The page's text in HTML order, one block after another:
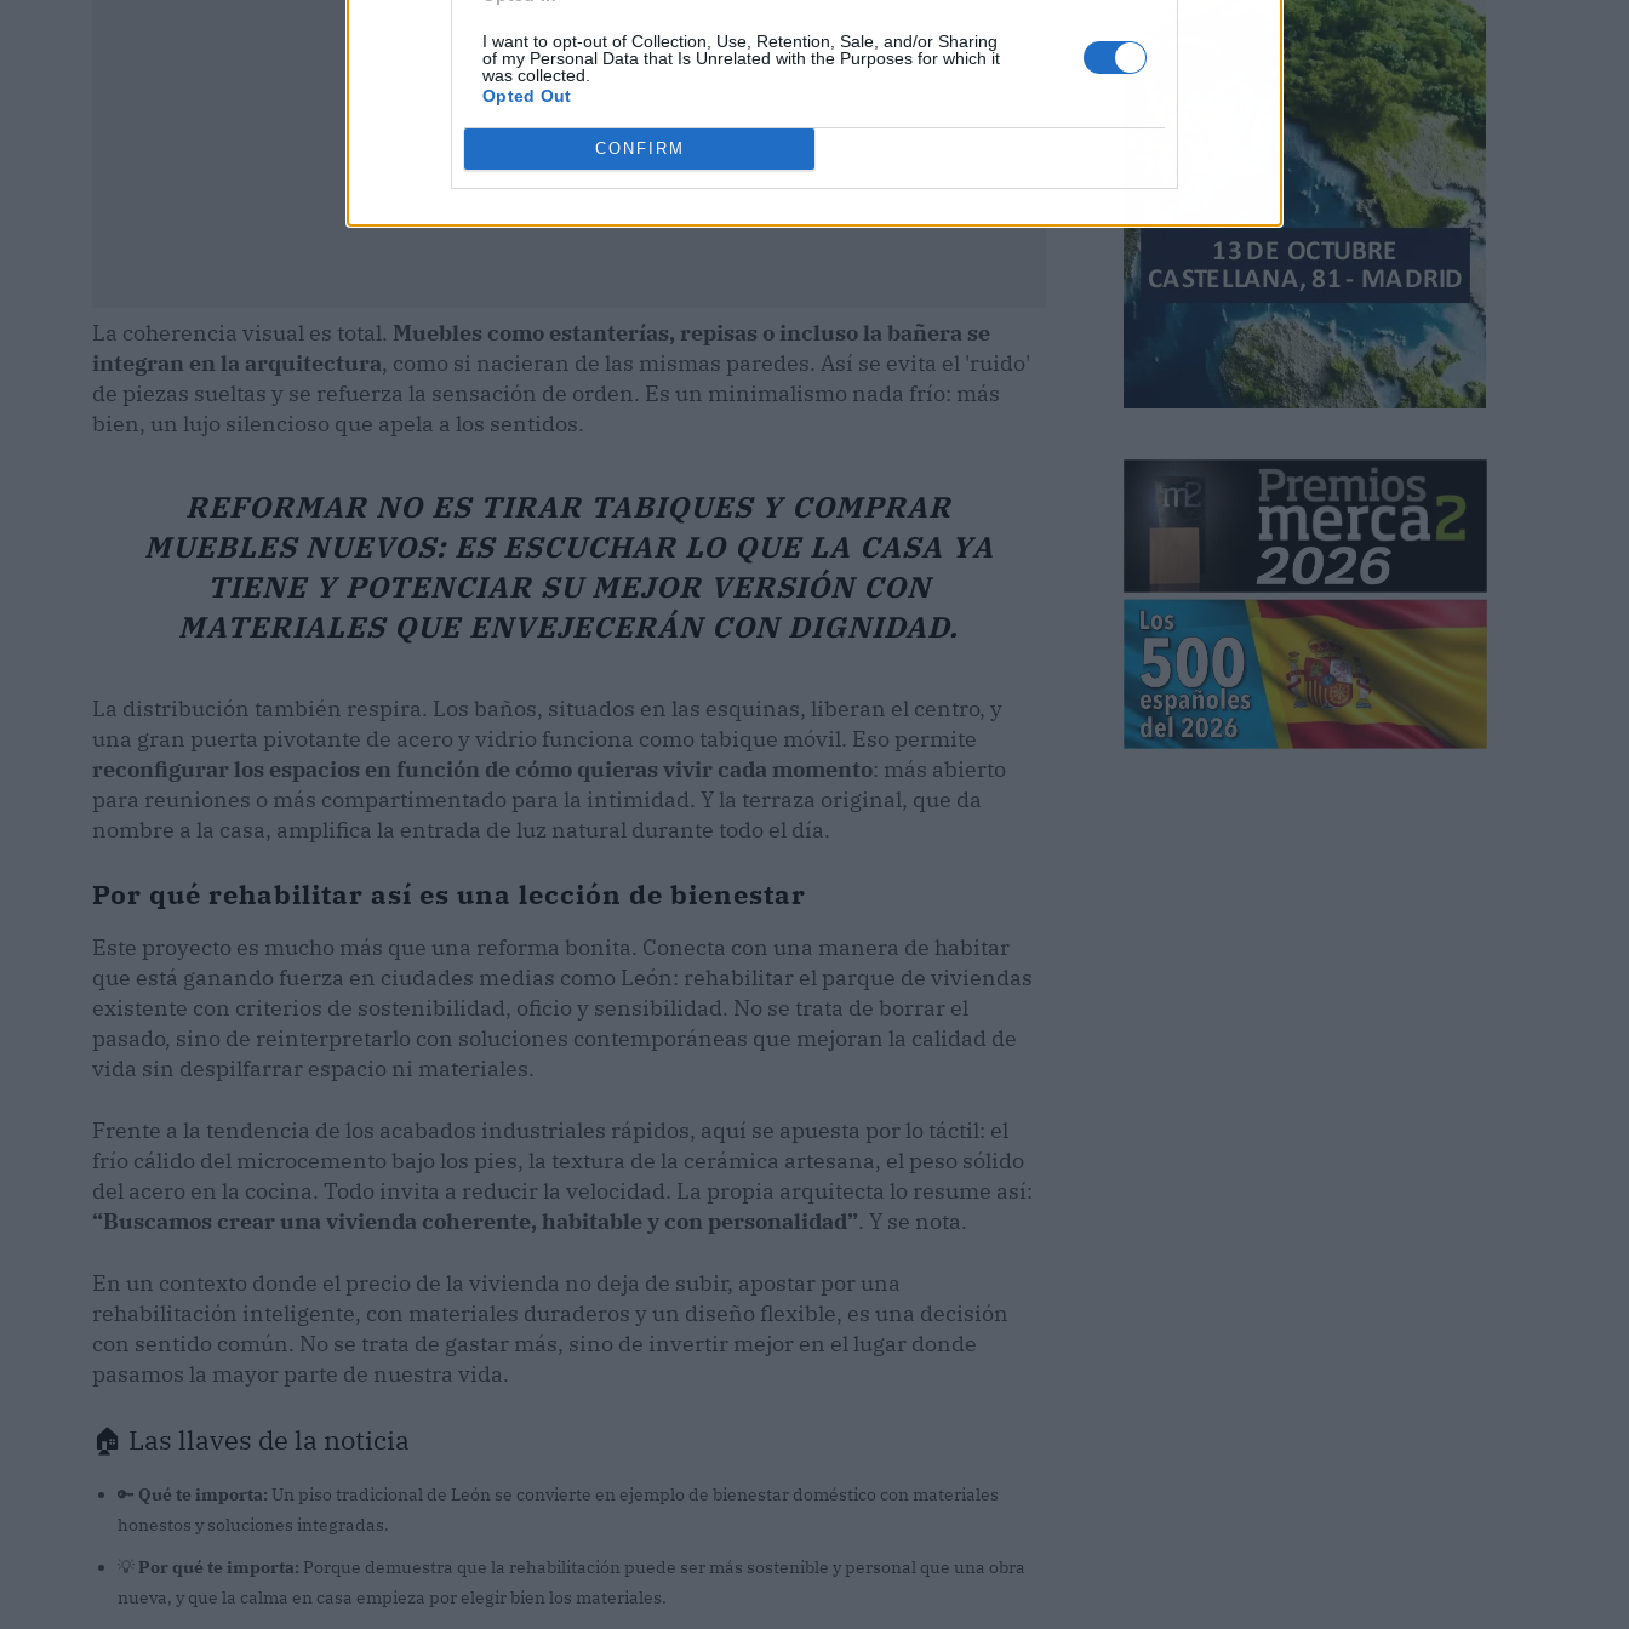
I want to opt-out of Collection, Use, Retention, Sale, and/or Sharing
of my Personal Data that Is Unrelated with the Purposes for which it
was collected.
Opted Out
CONFIRM
La coherencia visual es total. Muebles como estanterías, repisas o incluso la bañera se
integran en la arquitectura, como si nacieran de las mismas paredes. Así se evita el 'ruido'
de piezas sueltas y se refuerza la sensación de orden. Es un minimalismo nada frío: más
bien, un lujo silencioso que apela a los sentidos.
REFORMAR NO ES TIRAR TABIQUES Y COMPRAR
MUEBLES NUEVOS: ES ESCUCHAR LO QUE LA CASA YA
TIENE Y POTENCIAR SU MEJOR VERSIÓN CON
MATERIALES QUE ENVEJECERÁN CON DIGNIDAD.
La distribución también respira. Los baños, situados en las esquinas, liberan el centro, y
una gran puerta pivotante de acero y vidrio funciona como tabique móvil. Eso permite
reconfigurar los espacios en función de cómo quieras vivir cada momento: más abierto
para reuniones o más compartimentado para la intimidad. Y la terraza original, que da
nombre a la casa, amplifica la entrada de luz natural durante todo el día.
Por qué rehabilitar así es una lección de bienestar
Este proyecto es mucho más que una reforma bonita. Conecta con una manera de habitar
que está ganando fuerza en ciudades medias como León: rehabilitar el parque de viviendas
existente con criterios de sostenibilidad, oficio y sensibilidad. No se trata de borrar el
pasado, sino de reinterpretarlo con soluciones contemporáneas que mejoran la calidad de
vida sin despilfarrar espacio ni materiales.
Frente a la tendencia de los acabados industriales rápidos, aquí se apuesta por lo táctil: el
frío cálido del microcemento bajo los pies, la textura de la cerámica artesana, el peso sólido
del acero en la cocina. Todo invita a reducir la velocidad. La propia arquitecta lo resume así:
“Buscamos crear una vivienda coherente, habitable y con personalidad”. Y se nota.
En un contexto donde el precio de la vivienda no deja de subir, apostar por una
rehabilitación inteligente, con materiales duraderos y un diseño flexible, es una decisión
con sentido común. No se trata de gastar más, sino de invertir mejor en el lugar donde
pasamos la mayor parte de nuestra vida.
🏠 Las llaves de la noticia
🔑 Qué te importa: Un piso tradicional de León se convierte en ejemplo de bienestar doméstico con materiales
honestos y soluciones integradas.
💡 Por qué te importa: Porque demuestra que la rehabilitación puede ser más sostenible y personal que una obra
nueva, y que la calma en casa empieza por elegir bien los materiales.